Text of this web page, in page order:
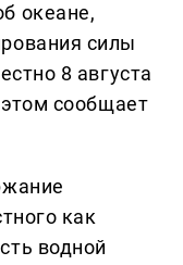
океане,
силы
8 августа
сообщает
как
водной